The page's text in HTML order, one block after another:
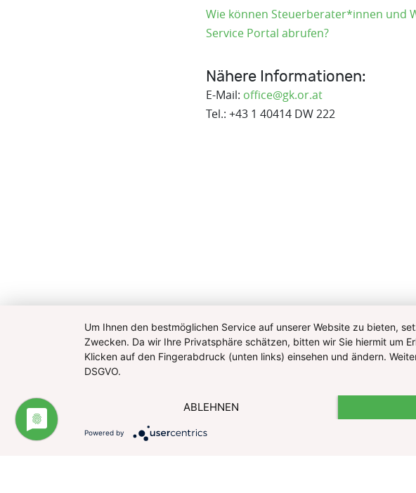
Wie können Steuerberater*innen und
Service Portal abrufen?
Nähere Informationen:
E-Mail: office@gk.or.at
Tel.: +43 1 40414 DW 222
Um Ihnen den bestmöglichen Service auf unserer Website zu bieten,
Zwecken. Da wir Ihre Privatsphäre schätzen, bitten wir Sie hiermit um
Klicken auf den Fingerabdruck (unten links) einsehen und ändern.
DSGVO.
ABLEHNEN
Powered by